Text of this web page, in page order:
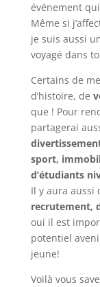
événement
Même si
je suis aussi
voyagé dans
Certains de
d’histoire, de
que ! Pour
partagerai
sport,
d’étudiants
Il y aura aussi
recrutement,
oui il est
potentiel
jeune!
Voilà vous